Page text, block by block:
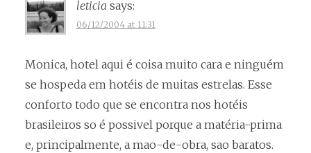
leticia says:
06/12/2004 at 11:31
Monica, hotel aqui é coisa muito cara e ninguém
se hospeda em hotéis de muitas estrelas. Esse
conforto todo que se encontra nos hotéis
brasileiros so é possivel porque a matéria-prima
e, principalmente, a mao-de-obra, sao baratos.